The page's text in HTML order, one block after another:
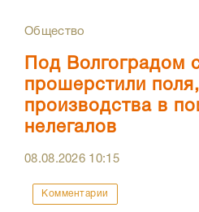
Общество
Под Волгоградом
прошерстили
производства в
нелегалов
08.08.2026 10:15
Комментарии